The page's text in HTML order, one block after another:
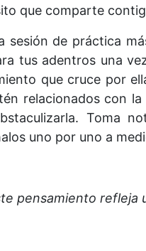
que comparte
sesión de práctica
tus adentros una
que cruce por
relacionados con
Toma
uno por uno a
pensamiento refleja